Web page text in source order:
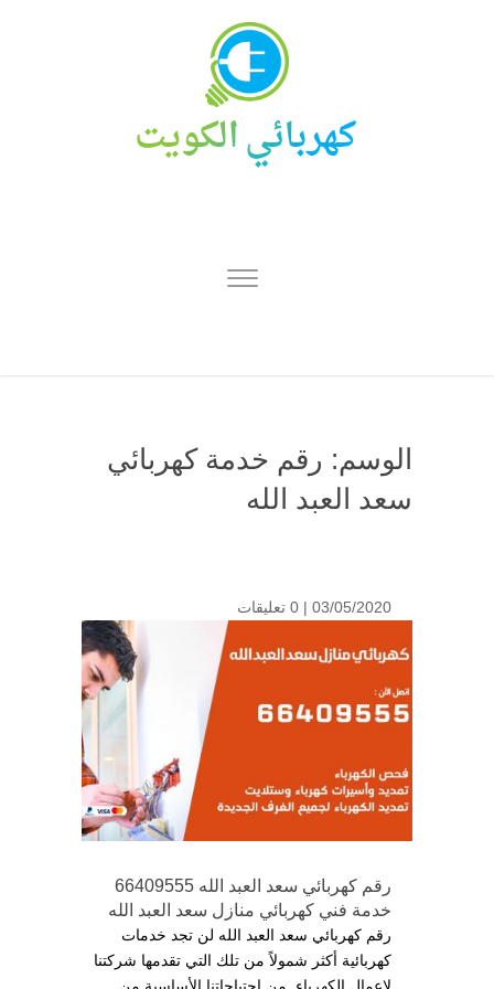
الوسم: رقم خدمة كهربائي
سعد العبد الله
03/05/2020 | 0 تعليقات
رقم كهربائي سعد العبد الله 66409555
خدمة فني كهربائي منازل سعد العبد الله
رقم كهربائي سعد العبد الله لن تجد خدمات
كهربائية أكثر شمولاً من تلك التي تقدمها شركتنا